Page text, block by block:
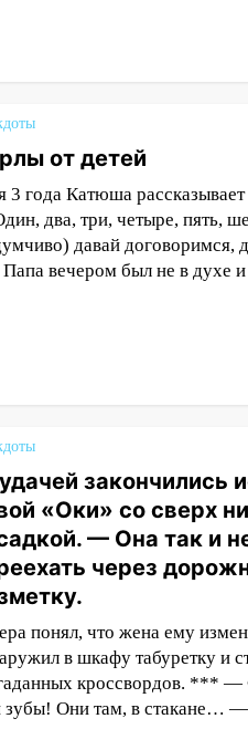
от детей
3 года Катюша
два, три, четыре, пять,
давай договоримся,
вечером был не в духе и
закончились
«Оки» со сверх
— Она так и
через
понял, что жена ему
в шкафу табуретку и
кроссвордов. ***
зубы! Они там, в стакане… —